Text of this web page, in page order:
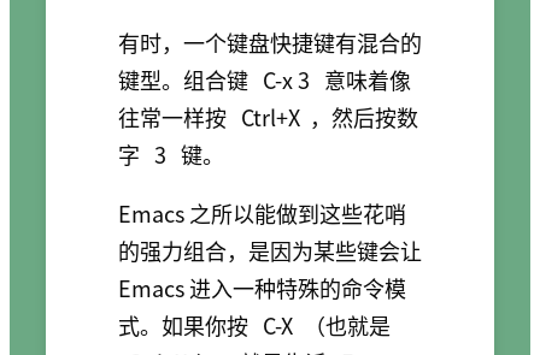
有时，一个键盘快捷键有混合的
键型。组合键 C-x 3 意味着像
往常一样按 Ctrl+X ，然后按数
字 3 键。
Emacs 之所以能做到这些花哨
的强力组合，是因为某些键会让
Emacs 进入一种特殊的命令模
式。如果你按 C-X
（也就是